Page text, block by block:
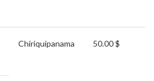
Chiriquípanama 50.00 $